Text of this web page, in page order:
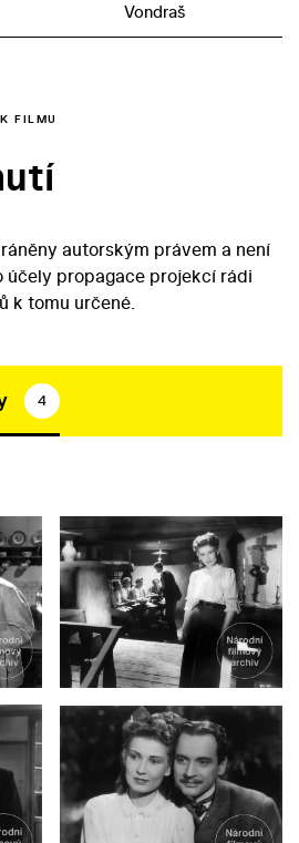
Vondraš
FILMU
autorským právem a není
účely propagace projekcí rádi
k tomu určené.
4